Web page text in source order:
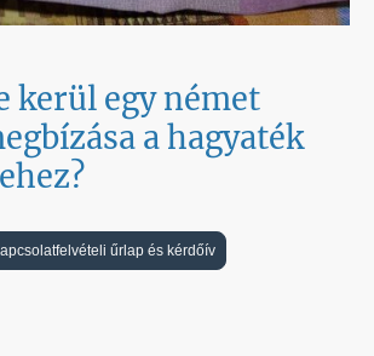
kerül egy német
a hagyaték
űrlap és kérdőív